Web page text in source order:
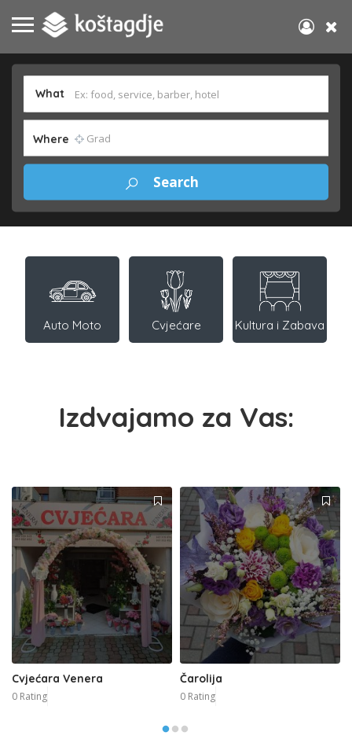
What
Where
Auto Moto Cvjećare Kultura i Zabava
Izdvajamo za Vas:
Cvjećara Venera
0 Rating
Čarolija
0 Rating